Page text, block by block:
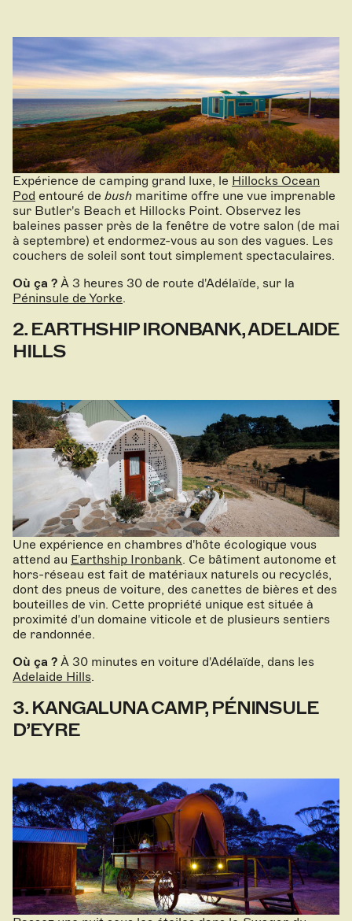
Expérience de camping grand luxe, le Hillocks Ocean
Pod entouré de bush maritime offre une vue imprenable
sur Butler's Beach et Hillocks Point. Observez les
baleines passer près de la fenêtre de votre salon (de mai
à septembre) et endormez-vous au son des vagues. Les
couchers de soleil sont tout simplement spectaculaires.
Où ça ? À 3 heures 30 de route d'Adélaïde, sur la
Péninsule de Yorke.
2. EARTHSHIP IRONBANK, ADELAIDE
HILLS
Une expérience en chambres d'hôte écologique vous
attend au Earthship Ironbank. Ce bâtiment autonome et
hors-réseau est fait de matériaux naturels ou recyclés,
dont des pneus de voiture, des canettes de bières et des
bouteilles de vin. Cette propriété unique est située à
proximité d'un domaine viticole et de plusieurs sentiers
de randonnée.
Où ça ? À 30 minutes en voiture d'Adélaïde, dans les
Adelaide Hills.
3. KANGALUNA CAMP, PÉNINSULE
D’EYRE